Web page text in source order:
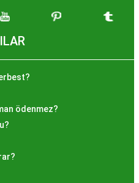
unutulmaz
popüler
lezzetin herkesi
dokunuşlarla
İstanbul'da
yerel işletme ve
ödenmez?